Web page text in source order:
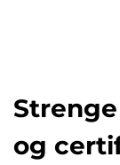
og